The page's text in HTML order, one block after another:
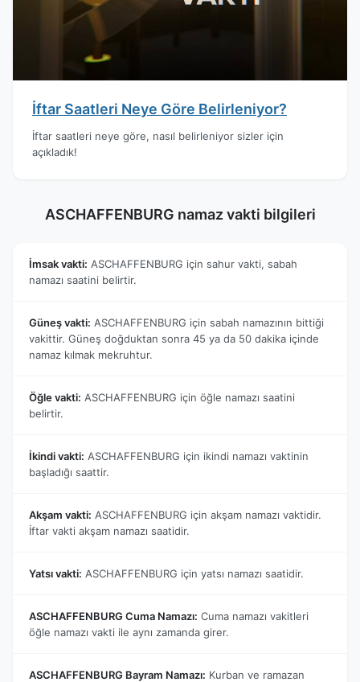
İftar Saatleri Neye Göre Belirleniyor?
İftar saatleri neye göre, nasıl belirleniyor sizler için
açıkladık!
ASCHAFFENBURG namaz vakti bilgileri
İmsak vakti: ASCHAFFENBURG için sahur vakti, sabah
namazı saatini belirtir.
Güneş vakti: ASCHAFFENBURG için sabah namazının bittiği
vakittir. Güneş doğduktan sonra 45 ya da 50 dakika içinde
namaz kılmak mekruhtur.
Öğle vakti: ASCHAFFENBURG için öğle namazı saatini
belirtir.
İkindi vakti: ASCHAFFENBURG için ikindi namazı vaktinin
başladığı saattir.
Akşam vakti: ASCHAFFENBURG için akşam namazı vaktidir.
İftar vakti akşam namazı saatidir.
Yatsı vakti: ASCHAFFENBURG için yatsı namazı saatidir.
ASCHAFFENBURG Cuma Namazı: Cuma namazı vakitleri
öğle namazı vakti ile aynı zamanda girer.
ASCHAFFENBURG Bayram Namazı: Kurban ve ramazan